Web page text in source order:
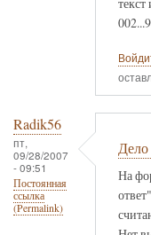
Radik56
пт,
09/28/2007
- 09:51
Постоянная
ссылка
(Permalink)
На